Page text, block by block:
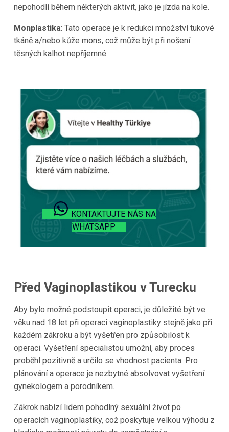
nepohodlí během některých aktivit, jako je jízda na kole.
Monplastika: Tato operace je k redukci množství tukové
tkáně a/nebo kůže mons, což může být při nošení
těsných kalhot nepříjemné.
KONTAKTUJTE NÁS NA
WHATSAPP
Před Vaginoplastikou v Turecku
Aby bylo možné podstoupit operaci, je důležité být ve
věku nad 18 let při operaci vaginoplastiky stejně jako při
každém zákroku a být vyšetřen pro způsobilost k
operaci. Vyšetření specialistou umožní, aby proces
proběhl pozitivně a určilo se vhodnost pacienta. Pro
plánování a operace je nezbytné absolvovat vyšetření
gynekologem a porodníkem.
Zákrok nabízí lidem pohodlný sexuální život po
operacích vaginoplastiky, což poskytuje velkou výhodu z